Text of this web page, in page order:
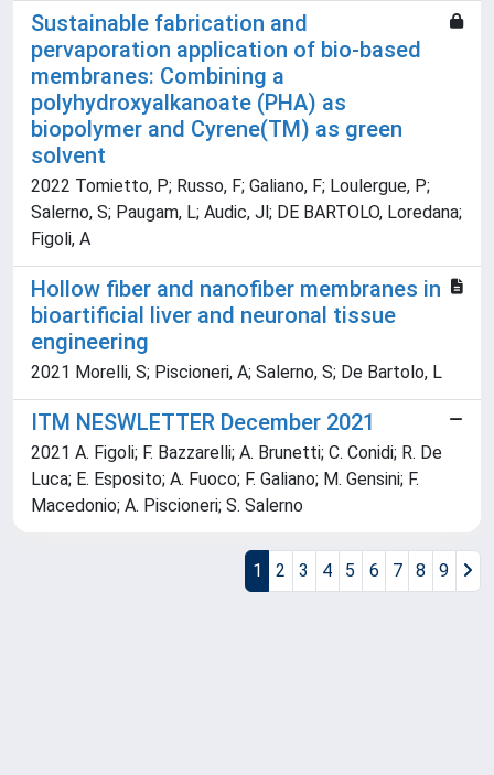
Sustainable fabrication and
pervaporation application of bio-based
membranes: Combining a
polyhydroxyalkanoate (PHA) as
biopolymer and Cyrene(TM) as green
solvent
2022 Tomietto, P; Russo, F; Galiano, F; Loulergue, P;
Salerno, S; Paugam, L; Audic, Jl; DE BARTOLO, Loredana;
Figoli, A
Hollow fiber and nanofiber membranes in
bioartificial liver and neuronal tissue
engineering
2021 Morelli, S; Piscioneri, A; Salerno, S; De Bartolo, L
ITM NESWLETTER December 2021
2021 A. Figoli; F. Bazzarelli; A. Brunetti; C. Conidi; R. De
Luca; E. Esposito; A. Fuoco; F. Galiano; M. Gensini; F.
Macedonio; A. Piscioneri; S. Salerno
1 2 3 4 5 6 7 8 9